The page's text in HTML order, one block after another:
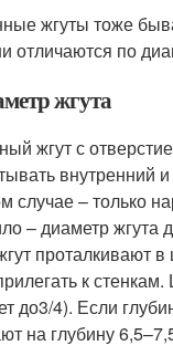
жгуты тоже
отличаются по
жгута
жгут с
внутренний
случае – только
– диаметр жгута
проталкивают в
к
до3/4). Если
на глубину